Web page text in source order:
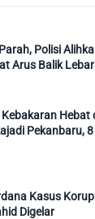
Polisi
Arus Balik
Kebakaran Hebat
Pekanbaru,
Kasus
Digelar